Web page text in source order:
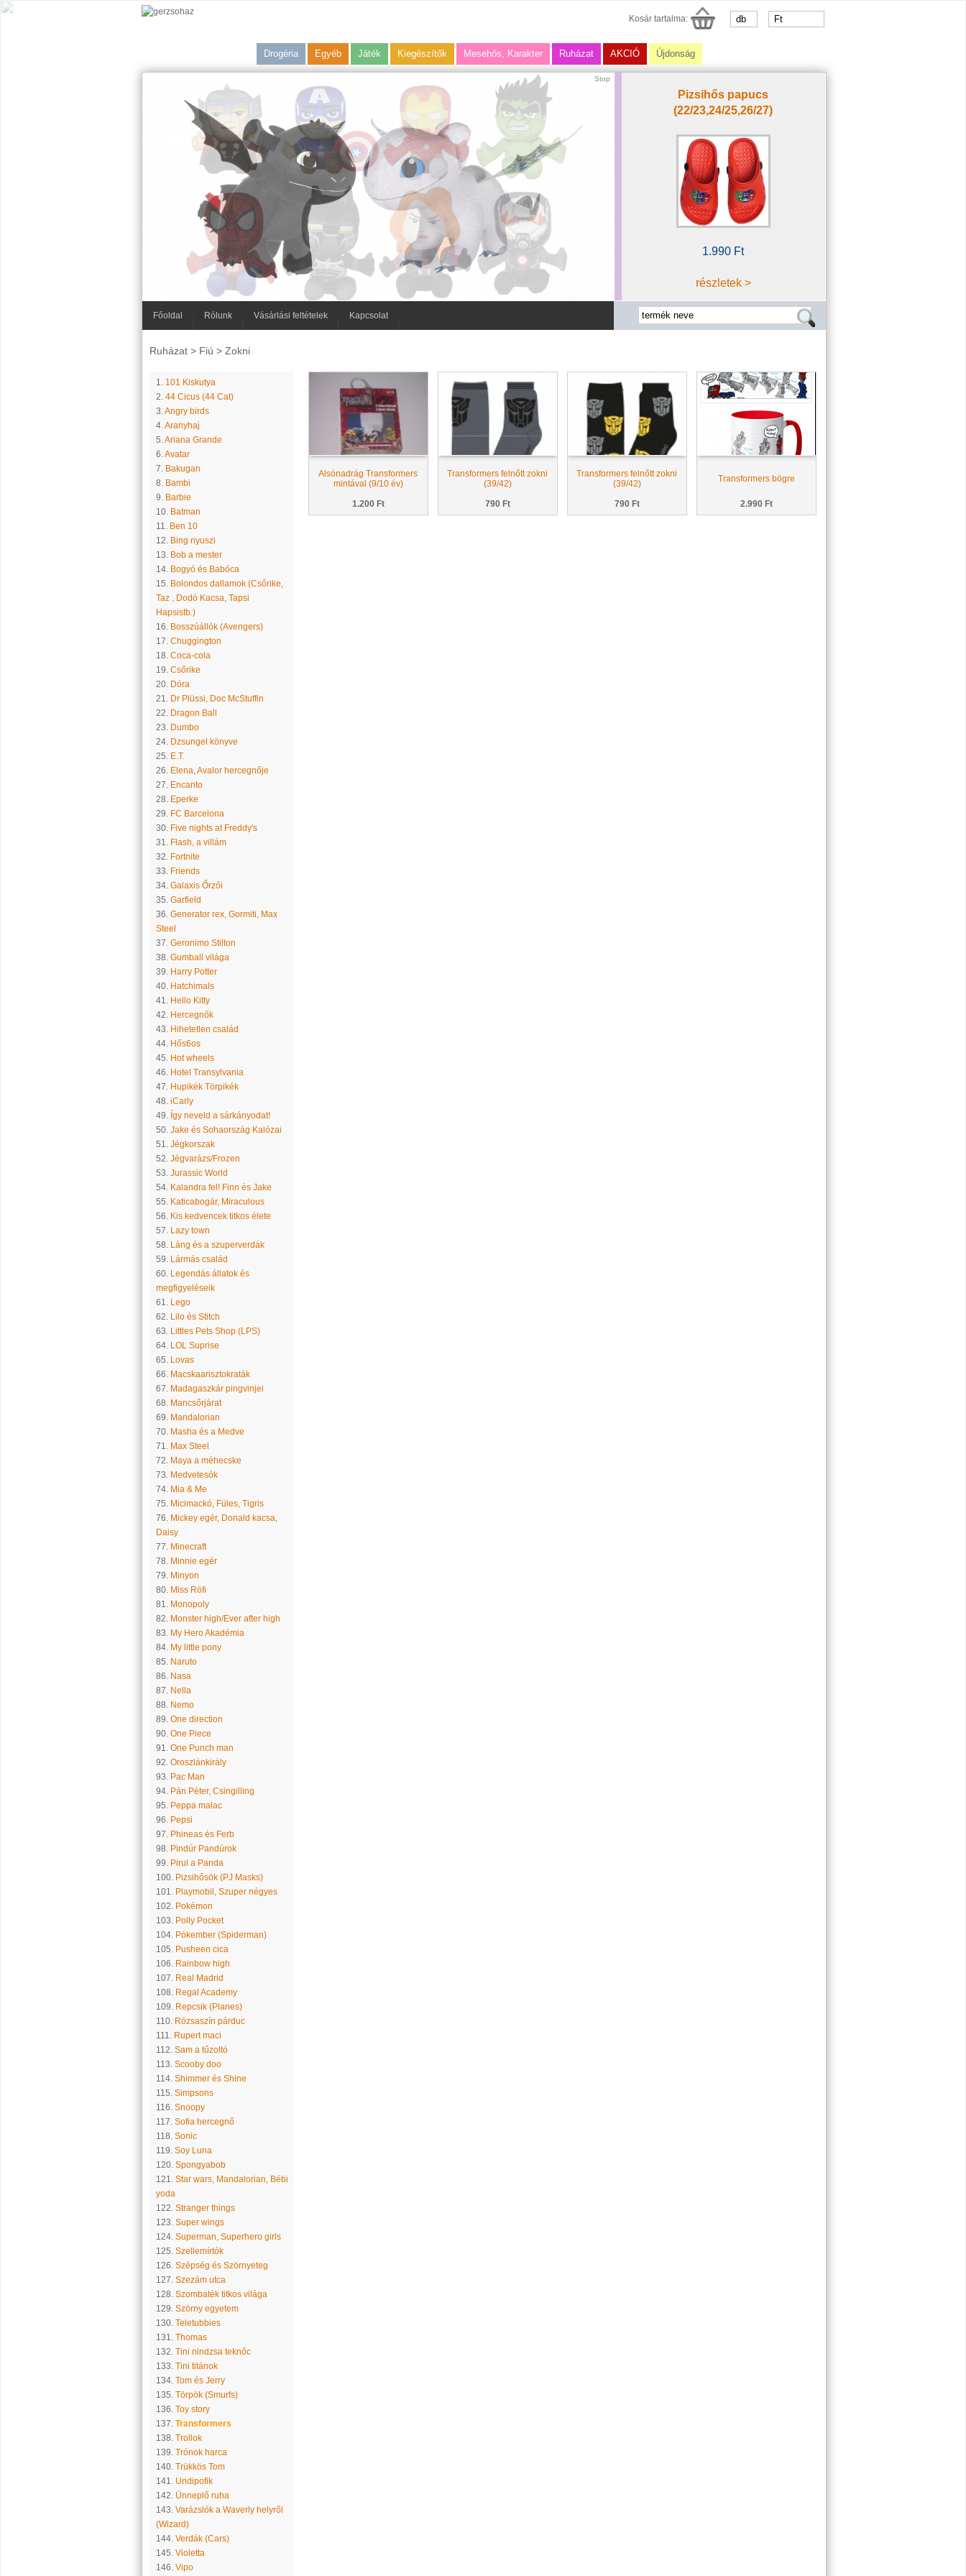
Kosár tartalma:
Drogéria Egyéb Játék Kiegészítők Mesehős, Karakter Ruházat AKCIÓ Újdonság
Stop
Pizsihős papucs
(22/23,24/25,26/27)
1.990 Ft
részletek >
Főoldal Rólunk Vásárlási feltételek Kapcsolat
Ruházat> Fiú > Zokni
1. 101 Kiskutya
2. 44 Cicus (44 Cat)
3.Angry birds
4.Aranyhaj
5.Ariana Grande
6.Avatar
7. Bakugan
8. Bambi
9. Barbie
10. Batman
11. Ben 10
12. Bing nyuszi
13. Bob a mester
14. Bogyó és Babóca
15. Bolondos dallamok (Csőrike,
Taz , Dodó Kacsa, Tapsi
Hapsistb.)
16. Bosszúállók (Avengers)
17. Chuggington
18. Coca-cola
19. Csőrike
20. Dóra
21. Dr Plüssi, Doc McStuffin
22. Dragon Ball
23. Dumbo
24. Dzsungel könyve
25. E.T.
26. Elena, Avalor hercegnője
27. Encanto
28. Eperke
29. FC Barcelona
30. Five nights at Freddy's
31. Flash, a villám
32. Fortnite
33. Friends
34. Galaxis Őrzői
35. Garfield
36. Generator rex, Gormiti, Max
Steel
37. Geronimo Stilton
38. Gumball világa
39. Harry Potter
40. Hatchimals
41. Hello Kitty
42. Hercegnők
43. Hihetetlen család
44. Hős6os
45. Hot wheels
46. Hotel Transylvania
47. Hupikék Törpikék
48. iCarly
49. Így neveld a sárkányodat!
50. Jake és Sohaország Kalózai
51. Jégkorszak
52. Jégvarázs/Frozen
53. Jurassic World
54. Kalandra fel! Finn és Jake
55. Katicabogár, Miraculous
56. Kis kedvencek titkos élete
57. Lazy town
58. Láng és a szuperverdák
59. Lármás család
60. Legendás állatok és
megfigyeléseik
61. Lego
62. Lilo és Stitch
63. Littles Pets Shop (LPS)
64. LOL Suprise
65. Lovas
66. Macskaarisztokraták
67. Madagaszkár pingvinjei
68. Mancsőrjárat
69. Mandalorian
70. Masha és a Medve
71. Max Steel
72. Maya a méhecske
73. Medvetesók
74. Mia & Me
75. Micimackó, Füles, Tigris
76. Mickey egér, Donald kacsa,
Daisy
77. Minecraft
78. Minnie egér
79. Minyon
80. Miss Röfi
81. Monopoly
82. Monster high/Ever after high
83. My Hero Akadémia
84. My little pony
85. Naruto
86. Nasa
87. Nella
88. Nemo
89. One direction
90. One Piece
91. One Punch man
92. Oroszlánkirály
93. Pac Man
94. Pán Péter, Csingilling
95. Peppa malac
96. Pepsi
97. Phineas és Ferb
98. Pindúr Pandúrok
99. Pirul a Panda
100. Pizsihősök (PJ Masks)
101. Playmobil, Szuper négyes
102. Pokémon
103. Polly Pocket
104. Pókember (Spiderman)
105. Pusheen cica
106. Rainbow high
107. Real Madrid
108. Regal Academy
109. Repcsik (Planes)
110. Rózsaszín párduc
111. Rupert maci
112. Sam a tűzoltó
113. Scooby doo
114. Shimmer és Shine
115. Simpsons
116. Snoopy
117. Sofia hercegnő
118. Sonic
119. Soy Luna
120. Spongyabob
121. Star wars, Mandalorian, Bébi
yoda
122. Stranger things
123. Super wings
124. Superman, Superhero girls
125. Szellemírtók
126. Szépség és Szörnyeteg
127. Szezám utca
128. Szombaték titkos világa
129. Szörny egyetem
130. Teletubbies
131. Thomas
132. Tini nindzsa teknőc
133. Tini titánok
134. Tom és Jerry
135. Törpök (Smurfs)
136. Toy story
137. Transformers
138. Trollok
139. Trónok harca
140. Trükkös Tom
141. Undipofik
142. Ünneplő ruha
143. Varázslók a Waverly helyről
(Wizard)
144. Verdák (Cars)
145. Violetta
146. Vipo
Alsónadrág Transformers
mintával (9/10 év)
1.200 Ft
Transformers felnőtt zokni
(39/42)
790 Ft
Transformers felnőtt zokni
(39/42)
790 Ft
Transformers bögre
2.990 Ft